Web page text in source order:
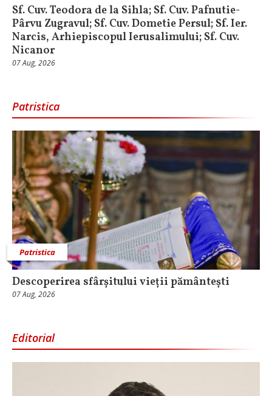
Sf. Cuv. Teodora de la Sihla; Sf. Cuv. Pafnutie-
Pârvu Zugravul; Sf. Cuv. Dometie Persul; Sf. Ier.
Narcis, Arhiepiscopul Ierusalimului; Sf. Cuv.
Nicanor
07 Aug, 2026
Patristica
Patristica
Descoperirea sfârșitului vieții pământești
07 Aug, 2026
Editorial